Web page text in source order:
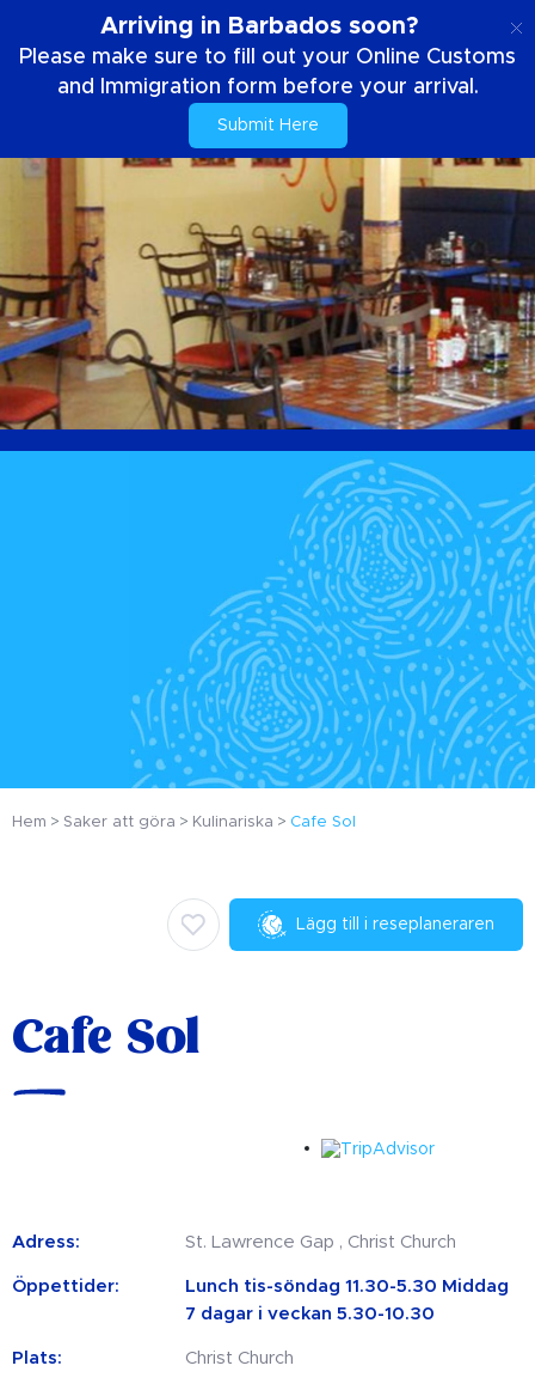
Arriving in Barbados soon?
Please make sure to fill out your Online Customs
and Immigration form before your arrival.
Submit Here
Hem Saker att göra Kulinariska Cafe Sol
Lägg till i reseplaneraren
Cafe Sol
Adress: St. Lawrence Gap , Christ Church
Öppettider:
Lunch tis-söndag 11.30-5.30 Middag
7 dagar i veckan 5.30-10.30
Plats: Christ Church